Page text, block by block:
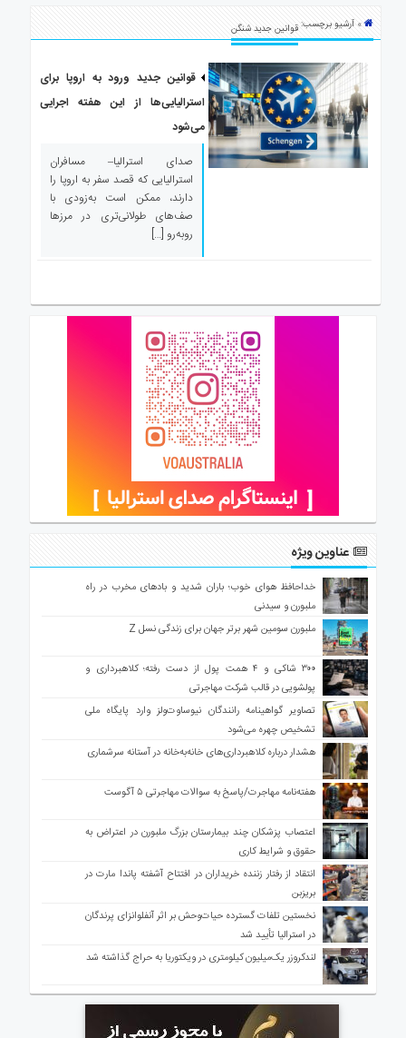
استرالیا
ارتباط
» آرشیو برچسب:قوانین جدید شنگن
قوانین جدید ورود به اروپا برای
استرالیایی‌ها از این هفته اجرایی
می‌شود
صدای استرالیا– مسافران
استرالیایی که قصد سفر به اروپا را
دارند، ممکن است به‌زودی با
صف‌های طولانی‌تری در مرزها
روبه‌رو […]
عناوین ویژه
خداحافظ هوای خوب؛ باران شدید و بادهای مخرب در راه
ملبورن و سیدنی
ملبورن سومین شهر برتر جهان برای زندگی نسل Z
۳۰۰ شاکی و ۴ همت پول از دست رفته؛ کلاهبرداری و
پولشویی در قالب شرکت مهاجرتی
تصاویر گواهینامه رانندگان نیوساوت‌ولز وارد پایگاه ملی
تشخیص چهره می‌شود
هشدار درباره کلاهبرداری‌های خانه‌به‌خانه در آستانه سرشماری
هفته‌نامه مهاجرت/پاسخ به سوالات مهاجرتی ۵ آگوست
اعتصاب پزشکان چند بیمارستان بزرگ ملبورن در اعتراض به
حقوق و شرایط کاری
انتقاد از رفتار زننده خریداران در افتتاح آشفته پاندا مارت در
بریزبن
نخستین تلفات گسترده حیات‌وحش بر اثر آنفلوانزای پرندگان
در استرالیا تأیید شد
لندکروزر یک‌میلیون کیلومتری در ویکتوریا به حراج گذاشته شد